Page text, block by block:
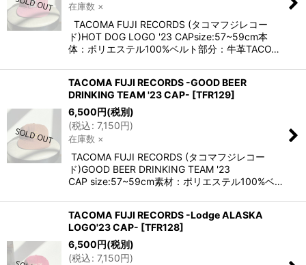
在庫数 ×
TACOMA FUJI RECORDS (タコマフジレコー
ド)HOT DOG LOGO '23 CAPsize:57~59cm本
体：ポリエステル100%ベルト部分：牛革TACO…
TACOMA FUJI RECORDS -GOOD BEER
DRINKING TEAM '23 CAP- [TFR129]
6,500円(税別)
(税込: 7,150円)
在庫数 ×
TACOMA FUJI RECORDS (タコマフジレコー
ド)GOOD BEER DRINKING TEAM '23
CAP size:57~59cm素材：ポリエステル100%ベ…
TACOMA FUJI RECORDS -Lodge ALASKA
LOGO'23 CAP- [TFR128]
6,500円(税別)
(税込: 7,150円)